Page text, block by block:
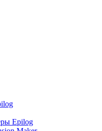
Epilog